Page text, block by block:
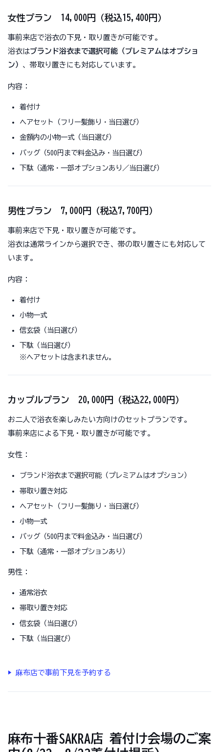
女性プラン 14,000円（税込15,400円）
事前来店で浴衣の下見・取り置きが可能です。
浴衣はブランド浴衣まで選択可能（プレミアムはオプショ
ン） 、帯取り置きにも対応しています。
内容：
着付け
ヘアセット（フリー髪飾り・当日選び）
金額内の小物一式（当日選び）
バッグ（500円まで料金込み・当日選び）
下駄（通常・一部オプションあり／当日選び）
男性プラン 7,000円（税込7,700円）
事前来店で下見・取り置きが可能です。
浴衣は通常ラインから選択でき、帯の取り置きにも対応して
います。
内容：
着付け
小物一式
信玄袋（当日選び）
下駄（当日選び）
※ヘアセットは含まれません。
カップルプラン 20,000円（税込22,000円）
お二人で浴衣を楽しみたい方向けのセットプランです。
事前来店による下見・取り置きが可能です。
女性：
ブランド浴衣まで選択可能（プレミアムはオプション）
帯取り置き対応
ヘアセット（フリー髪飾り・当日選び）
小物一式
バッグ（500円まで料金込み・当日選び）
下駄（通常・一部オプションあり）
男性：
通常浴衣
帯取り置き対応
信玄袋（当日選び）
下駄（当日選び）
▶ 麻布店で事前下見を予約する
麻布十番SAKRA店 着付け会場のご案